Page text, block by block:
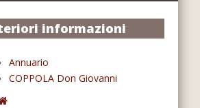
informazioni
Annuario
COPPOLA Don Giovanni